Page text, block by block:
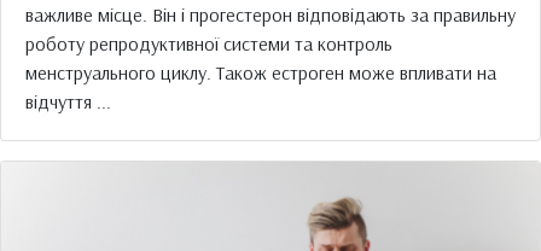
важливе місце. Він і прогестерон відповідають за правильну
роботу репродуктивної системи та контроль
менструального циклу. Також естроген може впливати на
відчуття ...